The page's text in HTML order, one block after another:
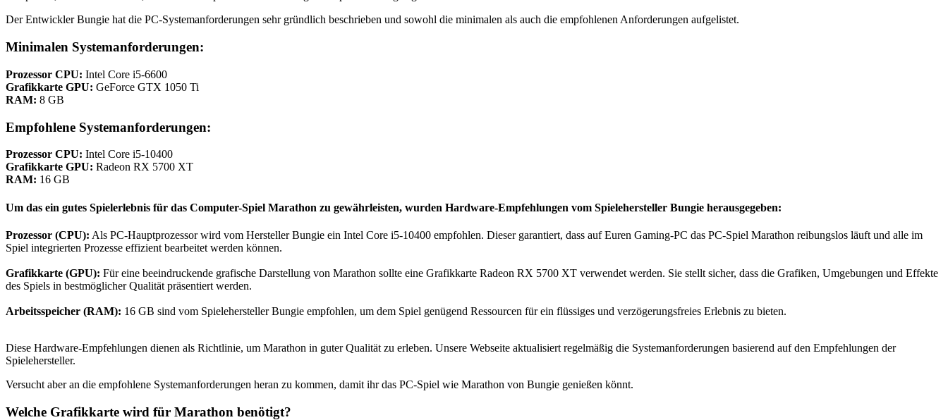
Der Entwickler Bungie hat die PC-Systemanforderungen sehr gründlich beschrieben und sowohl die minimalen als auch die empfohlenen Anforderungen aufgelistet.
Minimalen Systemanforderungen:
Prozessor CPU: Intel Core i5-6600
Grafikkarte GPU: GeForce GTX 1050 Ti
RAM: 8 GB
Empfohlene Systemanforderungen:
Prozessor CPU: Intel Core i5-10400
Grafikkarte GPU: Radeon RX 5700 XT
RAM: 16 GB
Um das ein gutes Spielerlebnis für das Computer-Spiel Marathon zu gewährleisten, wurden Hardware-Empfehlungen vom Spielehersteller Bungie herausgegeben:
Prozessor (CPU): Als PC-Hauptprozessor wird vom Hersteller Bungie ein Intel Core i5-10400 empfohlen. Dieser garantiert, dass auf Euren Gaming-PC das PC-Spiel Marathon reibungslos läuft und alle im
Spiel integrierten Prozesse effizient bearbeitet werden können.
Grafikkarte (GPU): Für eine beeindruckende grafische Darstellung von Marathon sollte eine Grafikkarte Radeon RX 5700 XT verwendet werden. Sie stellt sicher, dass die Grafiken, Umgebungen und Effekte
des Spiels in bestmöglicher Qualität präsentiert werden.
Arbeitsspeicher (RAM): 16 GB sind vom Spielehersteller Bungie empfohlen, um dem Spiel genügend Ressourcen für ein flüssiges und verzögerungsfreies Erlebnis zu bieten.
Diese Hardware-Empfehlungen dienen als Richtlinie, um Marathon in guter Qualität zu erleben. Unsere Webseite aktualisiert regelmäßig die Systemanforderungen basierend auf den Empfehlungen der
Spielehersteller.
Versucht aber an die empfohlene Systemanforderungen heran zu kommen, damit ihr das PC-Spiel wie Marathon von Bungie genießen könnt.
Welche Grafikkarte wird für Marathon benötigt?